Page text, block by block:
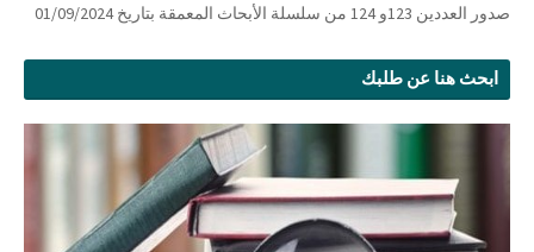
صدور العددين 123و 124 من سلسلة الأبحاث المعمقة بتاريخ 01/09/2024
ابحث هنا عن طلبك